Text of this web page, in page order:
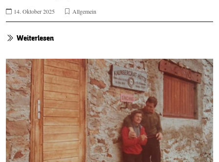
14. Oktober 2025 Allgemein
Weiterlesen